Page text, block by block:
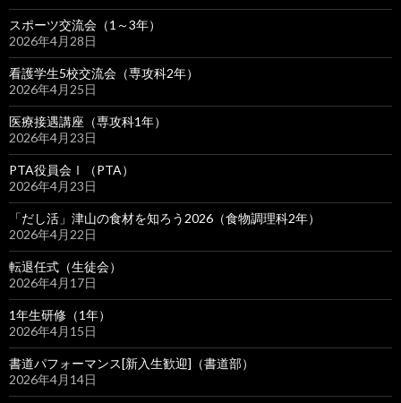
スポーツ交流会（1～3年）
2026年4月28日
看護学生5校交流会（専攻科2年）
2026年4月25日
医療接遇講座（専攻科1年）
2026年4月23日
PTA役員会Ⅰ（PTA）
2026年4月23日
「だし活」津山の食材を知ろう2026（食物調理科2年）
2026年4月22日
転退任式（生徒会）
2026年4月17日
1年生研修（1年）
2026年4月15日
書道パフォーマンス[新入生歓迎]（書道部）
2026年4月14日